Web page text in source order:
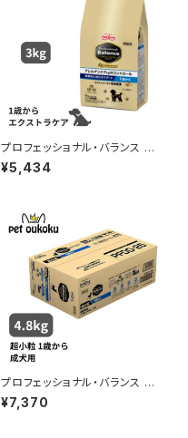
プロフェッショナル・バランス エ
クストラケア アレルゲンケア＆ｐ
Hコントロール 健康的な消化を
¥5,434
プロフェッショナル・バランス 超
小粒 1歳から成犬用 4.8kg
¥7,370